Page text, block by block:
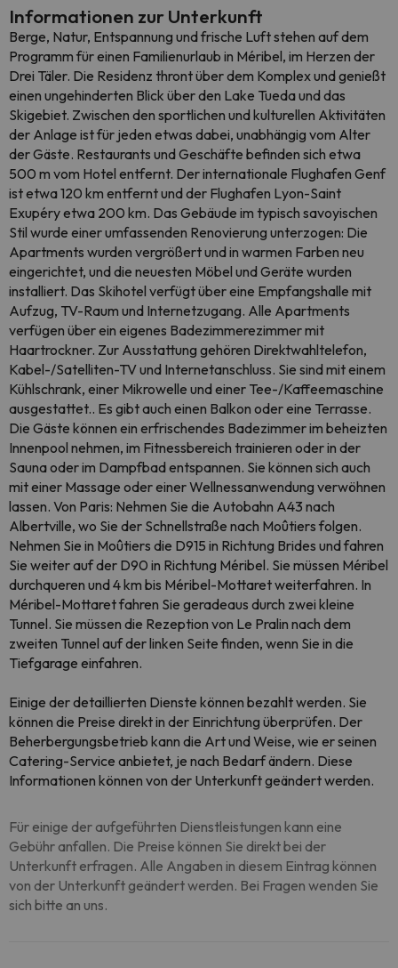
Informationen zur Unterkunft
Berge, Natur, Entspannung und frische Luft stehen auf dem
Programm für einen Familienurlaub in Méribel, im Herzen der
Drei Täler. Die Residenz thront über dem Komplex und genießt
einen ungehinderten Blick über den Lake Tueda und das
Skigebiet. Zwischen den sportlichen und kulturellen Aktivitäten
der Anlage ist für jeden etwas dabei, unabhängig vom Alter
der Gäste. Restaurants und Geschäfte befinden sich etwa
500 m vom Hotel entfernt. Der internationale Flughafen Genf
ist etwa 120 km entfernt und der Flughafen Lyon-Saint
Exupéry etwa 200 km. Das Gebäude im typisch savoyischen
Stil wurde einer umfassenden Renovierung unterzogen: Die
Apartments wurden vergrößert und in warmen Farben neu
eingerichtet, und die neuesten Möbel und Geräte wurden
installiert. Das Skihotel verfügt über eine Empfangshalle mit
Aufzug, TV-Raum und Internetzugang. Alle Apartments
verfügen über ein eigenes Badezimmerezimmer mit
Haartrockner. Zur Ausstattung gehören Direktwahltelefon,
Kabel-/Satelliten-TV und Internetanschluss. Sie sind mit einem
Kühlschrank, einer Mikrowelle und einer Tee-/Kaffeemaschine
ausgestattet.. Es gibt auch einen Balkon oder eine Terrasse.
Die Gäste können ein erfrischendes Badezimmer im beheizten
Innenpool nehmen, im Fitnessbereich trainieren oder in der
Sauna oder im Dampfbad entspannen. Sie können sich auch
mit einer Massage oder einer Wellnessanwendung verwöhnen
lassen. Von Paris: Nehmen Sie die Autobahn A43 nach
Albertville, wo Sie der Schnellstraße nach Moûtiers folgen.
Nehmen Sie in Moûtiers die D915 in Richtung Brides und fahren
Sie weiter auf der D90 in Richtung Méribel. Sie müssen Méribel
durchqueren und 4 km bis Méribel-Mottaret weiterfahren. In
Méribel-Mottaret fahren Sie geradeaus durch zwei kleine
Tunnel. Sie müssen die Rezeption von Le Pralin nach dem
zweiten Tunnel auf der linken Seite finden, wenn Sie in die
Tiefgarage einfahren.
Einige der detaillierten Dienste können bezahlt werden. Sie
können die Preise direkt in der Einrichtung überprüfen. Der
Beherbergungsbetrieb kann die Art und Weise, wie er seinen
Catering-Service anbietet, je nach Bedarf ändern. Diese
Informationen können von der Unterkunft geändert werden.
Für einige der aufgeführten Dienstleistungen kann eine
Gebühr anfallen. Die Preise können Sie direkt bei der
Unterkunft erfragen. Alle Angaben in diesem Eintrag können
von der Unterkunft geändert werden. Bei Fragen wenden Sie
sich bitte an uns.